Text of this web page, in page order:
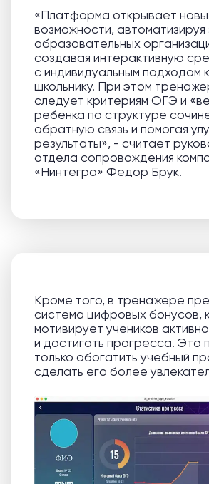
«Платформа открывает
возможности, автоматизируя
образовательных
создавая интерактивную
с индивидуальным подходом
школьнику. При этом
следует критериям ОГЭ и
ребенка по структуре
обратную связь и помогая
результаты», - считает
отдела сопровождения
«Нинтегра» Федор Брук.
Кроме того, в тренажере
система цифровых бонусов,
мотивирует учеников
и достигать прогресса. Это
только обогатить учебный
сделать его более